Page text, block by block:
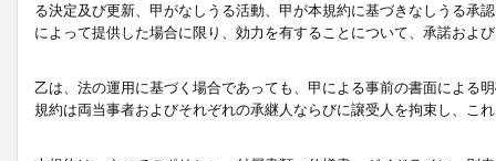
る決定及び更新、甲がなしうる活動、甲が本規約に基づきなしうる承
によって提供した場合に限り、効力を有することについて、承諾およ
乙は、法の運用に基づく場合であっても、甲による事前の書面による
規約は両当事者およびそれぞれの承継人ならびに譲受人を拘束し、こ